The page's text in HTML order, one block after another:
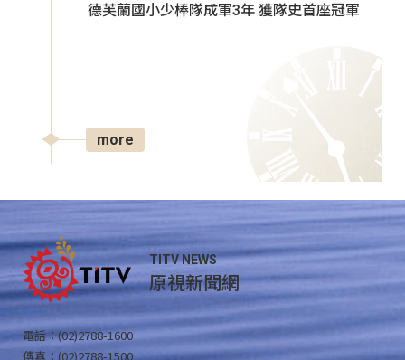
德芙蘭國小少棒隊成軍3年 獲隊史首座冠軍
more
TITV NEWS
原視新聞網
電話：(02)2788-1600
傳真：(02)2788-1500